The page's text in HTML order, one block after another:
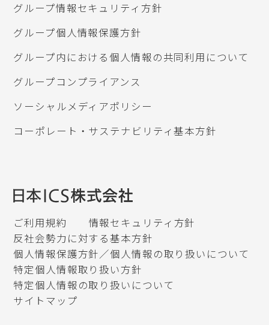
グループ情報セキュリティ方針
グループ個人情報保護方針
グループ内における個人情報の共同利用について
グループコンプライアンス
ソーシャルメディアポリシー
コーポレート・サステナビリティ基本方針
ご利用規約
情報セキュリティ方針
反社会勢力に対する基本方針
個人情報保護方針／個人情報の取り扱いについて
特定個人情報取り扱い方針
特定個人情報の取り扱いについて
サイトマップ